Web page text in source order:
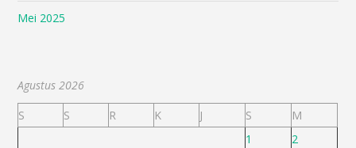
Mei 2025
Agustus 2026
S
S R K J S
M
1
2